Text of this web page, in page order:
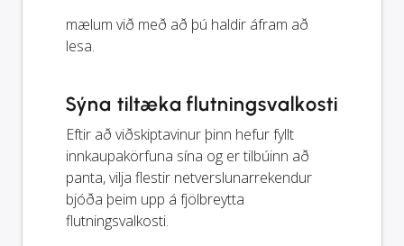
mælum við með að þú haldir áfram að
lesa.
Sýna tiltæka flutningsvalkosti
Eftir að viðskiptavinur þinn hefur fyllt
innkaupakörfuna sína og er tilbúinn að
panta, vilja flestir netverslunarrekendur
bjóða þeim upp á fjölbreytta
flutningsvalkosti.